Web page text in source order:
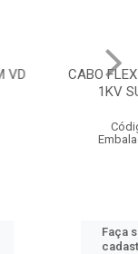
4,0MM VM
SUPERATOX
MT/01
seu login ou
se para